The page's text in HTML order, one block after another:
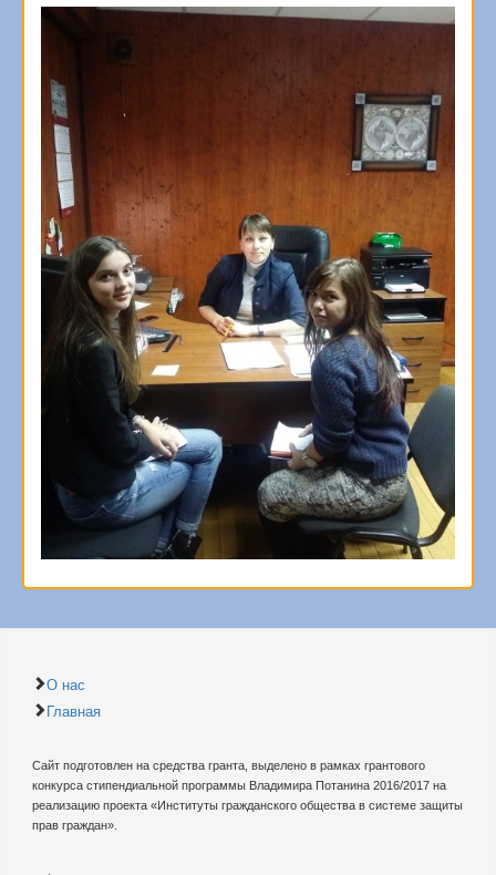
О нас
Главная
Сайт подготовлен на средства гранта, выделено в рамках грантового
конкурса стипендиальной программы Владимира Потанина 2016/2017 на
реализацию проекта «Институты гражданского общества в системе защиты
прав граждан».